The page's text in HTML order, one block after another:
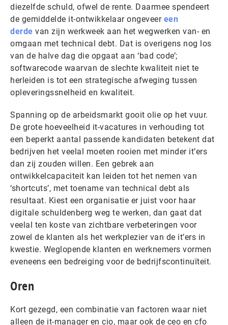
diezelfde schuld, ofwel de rente. Daarmee spendeert
de gemiddelde it-ontwikkelaar ongeveer een
derde van zijn werkweek aan het wegwerken van- en
omgaan met technical debt. Dat is overigens nog los
van de halve dag die opgaat aan ‘bad code’;
softwarecode waarvan de slechte kwaliteit niet te
herleiden is tot een strategische afweging tussen
opleveringssnelheid en kwaliteit.
Spanning op de arbeidsmarkt gooit olie op het vuur.
De grote hoeveelheid it-vacatures in verhouding tot
een beperkt aantal passende kandidaten betekent dat
bedrijven het veelal moeten rooien met minder it’ers
dan zij zouden willen. Een gebrek aan
ontwikkelcapaciteit kan leiden tot het nemen van
‘shortcuts’, met toename van technical debt als
resultaat. Kiest een organisatie er juist voor haar
digitale schuldenberg weg te werken, dan gaat dat
veelal ten koste van zichtbare verbeteringen voor
zowel de klanten als het werkplezier van de it’ers in
kwestie. Weglopende klanten en werknemers vormen
eveneens een bedreiging voor de bedrijfscontinuïteit.
Oren
Kort gezegd, een combinatie van factoren waar niet
alleen de it-manager en cio, maar ook de ceo en cfo